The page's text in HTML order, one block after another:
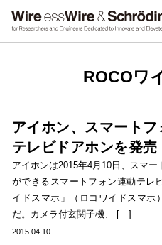
ROCOワ
アイホン、スマート
テレビドアホンを発売
アイホンは2015年4月10日、スマ
ができるスマートフォン連動テレ
イドスマホ」（ロコワイドスマホ
だ。カメラ付玄関子機、 […]
2015.04.10